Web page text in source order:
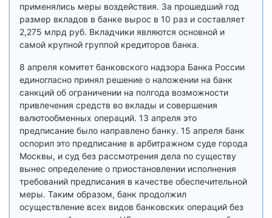
применялись меры воздействия. За прошедший год
размер вкладов в банке вырос в 10 раз и составляет
2,275 млрд руб. Вкладчики являются основной и
самой крупной группой кредиторов банка.
8 апреля комитет банковского надзора Банка России
единогласно принял решение о наложении на банк
санкций об ограничении на полгода возможности
привлечения средств во вклады и совершения
валютообменных операций. 13 апреля это
предписание было направлено банку. 15 апреля банк
оспорил это предписание в арбитражном суде города
Москвы, и суд без рассмотрения дела по существу
вынес определение о приостановлении исполнения
требований предписания в качестве обеспечительной
меры. Таким образом, банк продолжил
осуществление всех видов банковских операций без